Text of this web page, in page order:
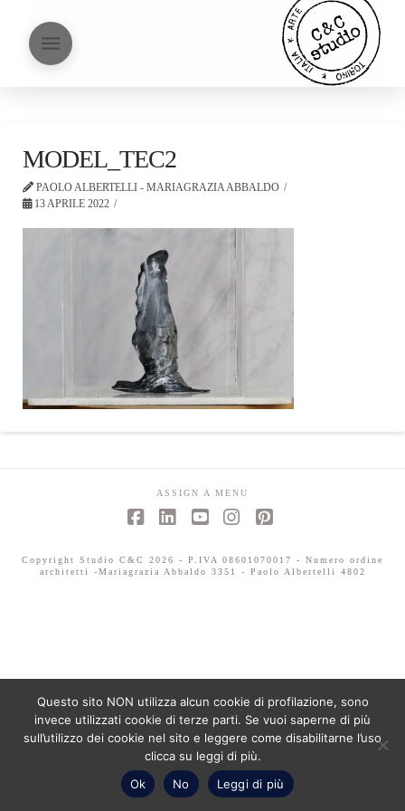
MODEL_TEC2
PAOLO ALBERTELLI - MARIAGRAZIA ABBALDO
13 APRILE 2022
ASSIGN A MENU
Copyright Studio C&C 2026 - P.IVA 08601070017 - Numero ordine
architetti -Mariagrazia Abbaldo 3351 - Paolo Albertelli 4802
Questo sito NON utilizza alcun cookie di profilazione, sono
invece utilizzati cookie di terze parti. Se vuoi saperne di più
sull’utilizzo dei cookie nel sito e leggere come disabilitarne l’uso
clicca su leggi di più.
Ok
No Leggi di più